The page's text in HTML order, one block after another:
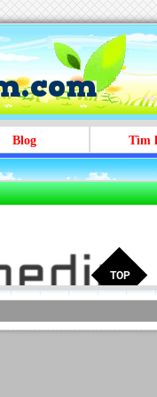
Blog Tìm